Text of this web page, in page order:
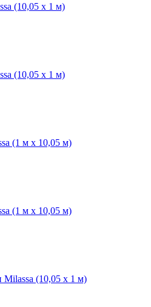
(10,05 х 1 м)
(10,05 х 1 м)
(1 м х 10,05 м)
(1 м х 10,05 м)
(10,05 х 1 м)